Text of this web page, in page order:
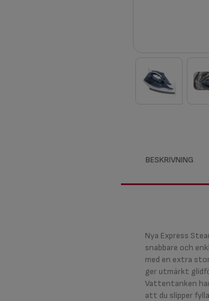
BESKRIVNING
Nya Express
snabbare och
med en extra
ger utmärkt
Vattentanken
att du slipper